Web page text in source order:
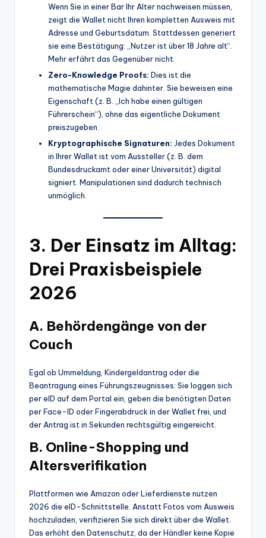
Wenn Sie in einer Bar Ihr Alter nachweisen müssen,
zeigt die Wallet nicht Ihren kompletten Ausweis mit
Adresse und Geburtsdatum. Stattdessen generiert
sie eine Bestätigung: „Nutzer ist über 18 Jahre alt“.
Mehr erfährt das Gegenüber nicht.
Zero-Knowledge Proofs: Dies ist die
mathematische Magie dahinter. Sie beweisen eine
Eigenschaft (z. B. „Ich habe einen gültigen
Führerschein“), ohne das eigentliche Dokument
preiszugeben.
Kryptographische Signaturen: Jedes Dokument
in Ihrer Wallet ist vom Aussteller (z. B. dem
Bundesdruckamt oder einer Universität) digital
signiert. Manipulationen sind dadurch technisch
unmöglich.
3. Der Einsatz im Alltag:
Drei Praxisbeispiele
2026
A. Behördengänge von der
Couch
Egal ob Ummeldung, Kindergeldantrag oder die
Beantragung eines Führungszeugnisses: Sie loggen sich
per eID auf dem Portal ein, geben die benötigten Daten
per Face-ID oder Fingerabdruck in der Wallet frei, und
der Antrag ist in Sekunden rechtsgültig eingereicht.
B. Online-Shopping und
Altersverifikation
Plattformen wie Amazon oder Lieferdienste nutzen
2026 die eID-Schnittstelle. Anstatt Fotos vom Ausweis
hochzuladen, verifizieren Sie sich direkt über die Wallet.
Das erhöht den Datenschutz, da der Händler keine Kopie